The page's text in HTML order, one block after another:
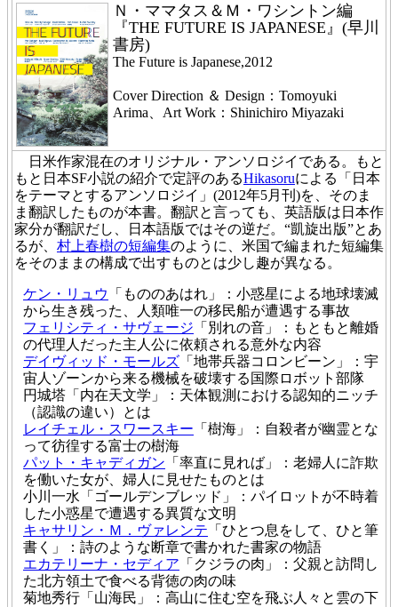
Ｎ・ママタス＆Ｍ・ワシントン編
『THE FUTURE IS JAPANESE』(早川
書房)
The Future is Japanese,2012
Cover Direction ＆ Design：Tomoyuki
Arima、Art Work：Shinichiro Miyazaki
日米作家混在のオリジナル・アンソロジイである。もと
もと日本SF小説の紹介で定評のあるHikasoruによる「日本
をテーマとするアンソロジイ」(2012年5月刊)を、そのま
ま翻訳したものが本書。翻訳と言っても、英語版は日本作
家分が翻訳だし、日本語版ではその逆だ。“凱旋出版”とあ
るが、 村上春樹の短編集のように、米国で編まれた短編集
をそのままの構成で出すものとは少し趣が異なる。
ケン・リュウ
「もののあはれ」：小惑星による地球壊滅
から生き残った、人類唯一の移民船が遭遇する事故
フェリシティ・サヴェージ 「別れの音」：もともと離婚
の代理人だった主人公に依頼される意外な内容
デイヴィッド・モールズ 「地帯兵器コロンビーン」：宇
宙人ゾーンから来る機械を破壊する国際ロボット部隊
円城塔「内在天文学」：天体観測における認知的ニッチ
（認識の違い）とは
レイチェル・スワースキー 「樹海」：自殺者が幽霊とな
って彷徨する富士の樹海
パット・キャディガン 「率直に見れば」：老婦人に詐欺
を働いた女が、婦人に見せたものとは
小川一水「ゴールデンブレッド」：パイロットが不時着
した小惑星で遭遇する異質な文明
キャサリン・Ｍ．ヴァレンテ 「ひとつ息をして、ひと筆
書く」：詩のような断章で書かれた書家の物語
エカテリーナ・セディア 「クジラの肉」：父親と訪問し
た北方領土で食べる背徳の肉の味
菊地秀行「山海民」：高山に住む空を飛ぶ人々と雲の下